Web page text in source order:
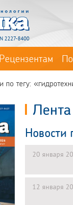
2227-8400
Рецензентам
по тегу:
Новости
20 января
12 января